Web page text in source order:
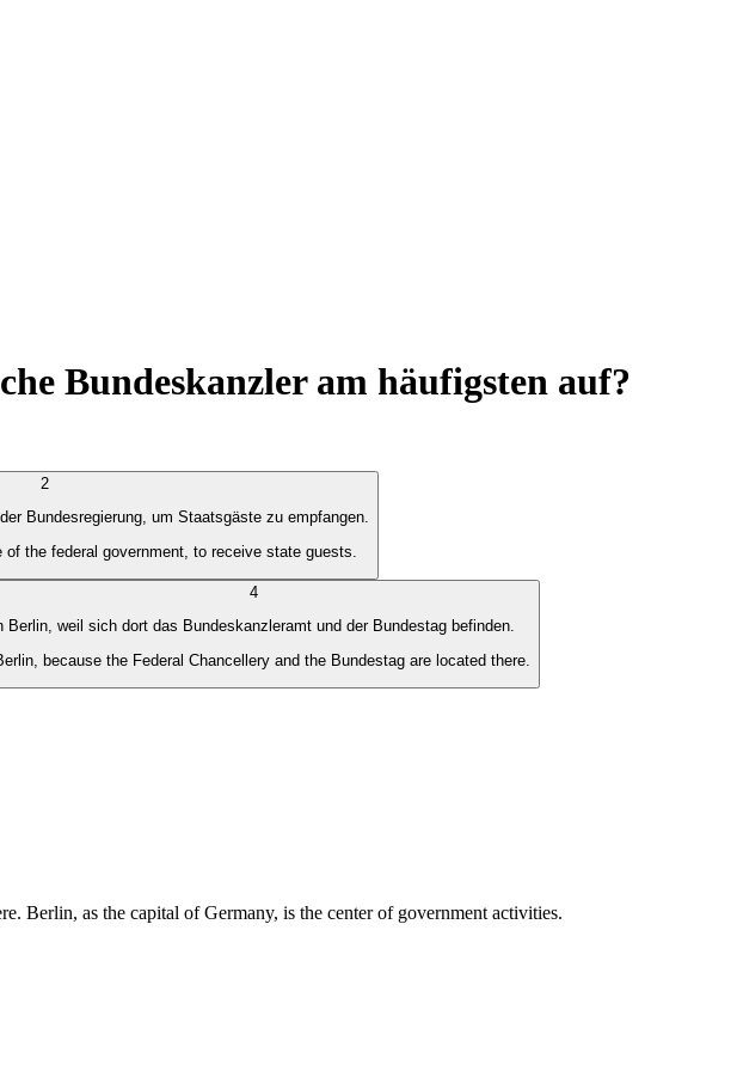
Bundeskanzler am häufigsten auf?
2
Bundesregierung, um Staatsgäste zu empfangen.
the federal government, to receive state guests.
4
Berlin, weil sich dort das Bundeskanzleramt und der Bundestag befinden.
because the Federal Chancellery and the Bundestag are located there.
Berlin, as the capital of Germany, is the center of government activities.